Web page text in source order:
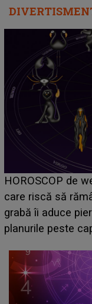
Emanuel a ținut
acum! În fața
face o
sa: "I-am spus și